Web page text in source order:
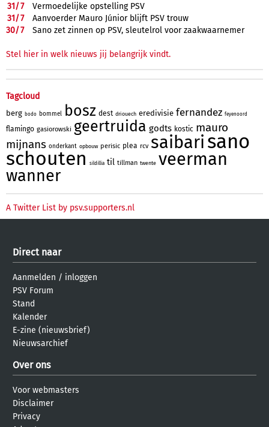
31/7
Vermoedelijke opstelling PSV
31/7
Aanvoerder Mauro Júnior blijft PSV trouw
30/7 Sano zet zinnen op PSV, sleutelrol voor zaakwaarnemer
Stel hier in welk nieuws jij belangrijk vindt.
Tagcloud
berg bodo bommel bosz dest driouech eredivisie fernandez feyenoord
flamingo gasiorowski geertruida godts kostic mauro
mijnans onderkant opbouw perisic plea rcv saibari sano
schouten sildillia til tillman twente veerman
wanner
A Twitter List by psv.supporters.nl
Direct naar
Aanmelden / inloggen
PSV Forum
Stand
Kalender
E-zine (nieuwsbrief)
Nieuwsarchief
Over ons
Voor webmasters
Disclaimer
Privacy